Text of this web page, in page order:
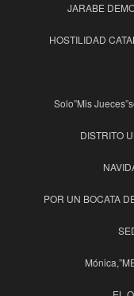
JARABE
HOSTILIDAD
Solo”Mis
DISTRITO
POR UN BOCATA